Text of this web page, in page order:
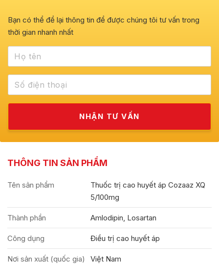
Bạn có thể để lại thông tin để được chúng tôi tư vấn trong
thời gian nhanh nhất
THÔNG TIN SẢN PHẨM
Tên sản phẩm
Thuốc trị cao huyết áp Cozaaz XQ
5/100mg
Thành phần Amlodipin, Losartan
Công dụng Điều trị cao huyết áp
Nơi sản xuất (quốc gia) Việt Nam